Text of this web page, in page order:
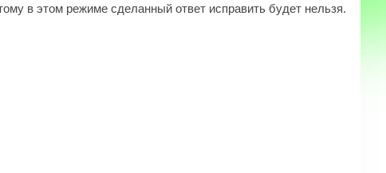
в этом режиме сделанный ответ исправить будет нельзя.